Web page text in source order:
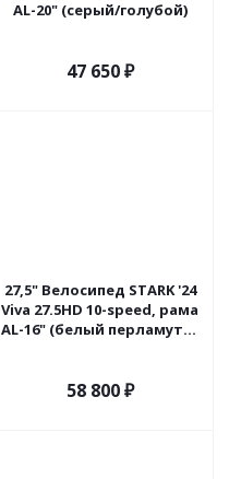
AL-20" (серый/голубой)
47 650₽
27,5" Велосипед STARK '24
Viva 27.5HD 10-speed, рама
AL-16" (белый перламутр/
58 800₽